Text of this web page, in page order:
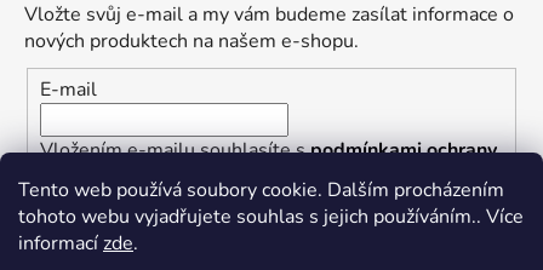
Tento web používá soubory cookie. Dalším procházením
tohoto webu vyjadřujete souhlas s jejich používáním.. Více
informacízde.
Vložte svůj e-mail a my vám budeme zasílat informace o
nových produktech na našem e-shopu.
E-mail
Vložením e-mailu souhlasíte spodmínkami ochrany
osobních údajů
PŘIHLÁSIT SE